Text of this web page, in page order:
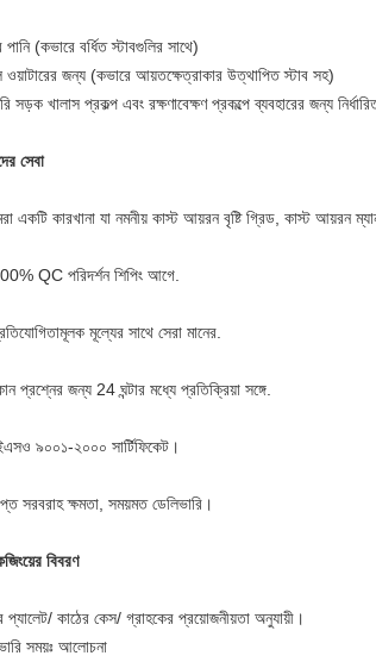
(কভারে বর্ধিত স্টাবগুলির সাথে)
ওয়াটারের জন্য (কভারে আয়তক্ষেত্রাকার উত্থাপিত স্টাব সহ)
সড়ক খালাস প্রকল্প এবং রক্ষণাবেক্ষণ প্রকল্পে ব্যবহারের জন্য
সেবা
একটি কারখানা যা নমনীয় কাস্ট আয়রন বৃষ্টি গ্রিড, কাস্ট আয়রন
QC পরিদর্শন শিপিং আগে.
মূল্যের সাথে সেরা মানের.
প্রশ্নের জন্য 24 ঘন্টার মধ্যে প্রতিক্রিয়া সঙ্গে.
৯০০১-২০০০ সার্টিফিকেট।
সরবরাহ ক্ষমতা, সময়মত ডেলিভারি।
বিবরণ
প্যালেট/ কাঠের কেস/ গ্রাহকের প্রয়োজনীয়তা অনুযায়ী।
সময়ঃ আলোচনা